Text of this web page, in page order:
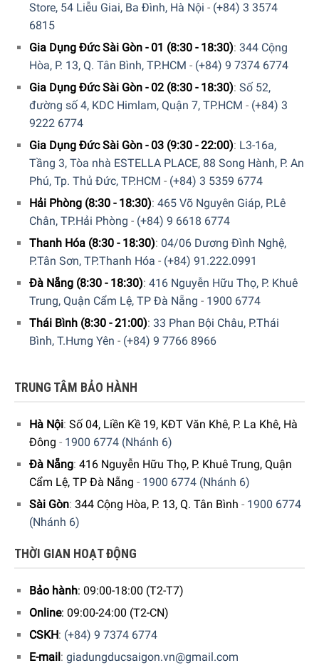
Chương trình tẩy cặn tự động, khả năng sử dụng bộ lọc
nước, các chương trình rửa cho hệ thống pha cà phê và
bảo độ sạch của máy pha cà phê và tách cà phê thơm
Chức năng Clean của De’Longhi Esam 420.40.B đảm bảo
hệ thống sữa luôn sạch sẽ, khi không sử dụng hộp đựng
sữa, bạn có thể cất vào tủ lạnh một cách tiện lợi. Tất cả
các phần là máy rửa chén an toàn.
Store, 54 Liễu Giai, Ba Đình, Hà Nội - (+84) 3 3574
6815
Gia Dụng Đức Sài Gòn - 01 (8:30 - 18:30): 344 Cộng
Hòa, P. 13, Q. Tân Bình, TP.HCM - (+84) 9 7374 6774
Gia Dụng Đức Sài Gòn - 02 (8:30 - 18:30): Số 52,
đường số 4, KDC Himlam, Quận 7, TP.HCM - (+84) 3
9222 6774
Gia Dụng Đức Sài Gòn - 03 (9:30 - 22:00): L3-16a,
Tầng 3, Tòa nhà ESTELLA PLACE, 88 Song Hành, P. An
Phú, Tp. Thủ Đức, TP.HCM - (+84) 3 5359 6774
Hải Phòng (8:30 - 18:30): 465 Võ Nguyên Giáp, P.Lê
Chân, TP.Hải Phòng - (+84) 9 6618 6774
Thanh Hóa (8:30 - 18:30): 04/06 Dương Đình Nghệ,
P.Tân Sơn, TP.Thanh Hóa - (+84) 91.222.0991
Đà Nẵng (8:30 - 18:30): 416 Nguyễn Hữu Thọ, P. Khuê
Trung, Quận Cẩm Lệ, TP Đà Nẵng - 1900 6774
Thái Bình (8:30 - 21:00): 33 Phan Bội Châu, P.Thái
Bình, T.Hưng Yên - (+84) 9 7766 8966
TRUNG TÂM BẢO HÀNH
Hà Nội: Số 04, Liền Kề 19, KĐT Văn Khê, P. La Khê, Hà
Đông - 1900 6774 (Nhánh 6)
Đà Nẵng: 416 Nguyễn Hữu Thọ, P. Khuê Trung, Quận
Cẩm Lệ, TP Đà Nẵng - 1900 6774 (Nhánh 6)
Sài Gòn: 344 Cộng Hòa, P. 13, Q. Tân Bình - 1900 6774
(Nhánh 6)
THỜI GIAN HOẠT ĐỘNG
Bảo hành: 09:00-18:00 (T2-T7)
Online: 09:00-24:00 (T2-CN)
CSKH: (+84) 9 7374 6774
E-mail : giadungducsaigon.vn@gmail.com